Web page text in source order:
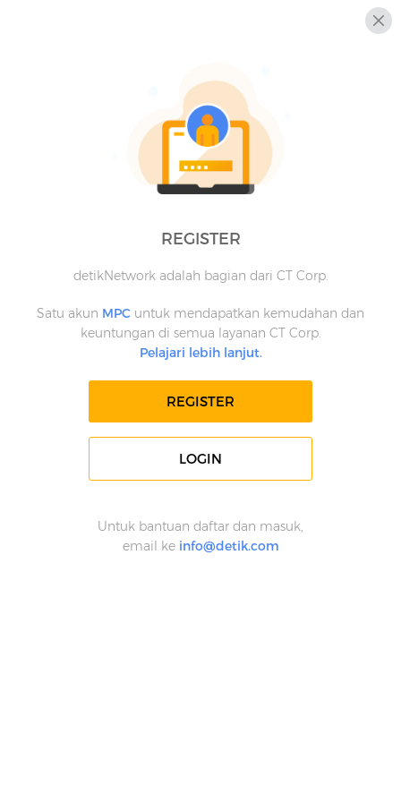
REGISTER
detikNetwork adalah bagian dari CT Corp.
Satu akun MPC untuk mendapatkan kemudahan dan
keuntungan di semua layanan CT Corp.
Pelajari lebih lanjut.
REGISTER
LOGIN
Untuk bantuan daftar dan masuk,
email ke info@detik.com